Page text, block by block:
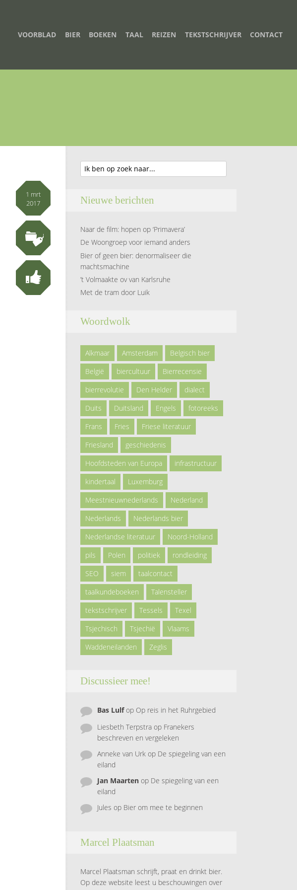
VOORBLAD BIER BOEKEN TAAL REIZEN TEKSTSCHRIJVER CONTACT
1 mrt
2017
Nieuwe berichten
Naar de film: hopen op ‘Primavera’
De Woongroep voor iemand anders
Bier of geen bier: denormaliseer die
machtsmachine
’t Volmaakte ov van Karlsruhe
Met de tram door Luik
Woordwolk
Alkmaar Amsterdam
Belgisch bier
België
biercultuur
Bierrecensie
bierrevolutie
Den Helder
dialect
Duits
Duitsland Engels
fotoreeks
Frans
Fries
Friese literatuur
Friesland
geschiedenis
Hoofdsteden van Europa
infrastructuur
kindertaal
Luxemburg
Meestnieuwnederlands
Nederland
Nederlands
Nederlands bier
Nederlandse literatuur
Noord-Holland
pils
Polen politiek
rondleiding
SEO
siem
taalcontact
taalkundeboeken
Talensteller
tekstschrijver
Tessels
Texel
Tsjechisch
Tsjechië
Vlaams
Waddeneilanden
Zeglis
Discussieer mee!
Bas Lulfop Op reis in het Ruhrgebied
Liesbeth Terpstra op Franekers
beschreven en vergeleken
Anneke van Urk op De spiegeling van een
eiland
Jan Maarten op De spiegeling van een
eiland
Jules op Bier om mee te beginnen
Marcel Plaatsman
Marcel Plaatsman schrijft, praat en drinkt bier.
Op deze website leest u beschouwingen over